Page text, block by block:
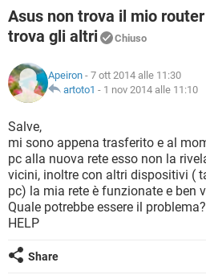
INSTAGRAM
TIKTOK
HARDWARE
iOS
TIKTOK
COVID-19
INTRATTENIMENTO
iOS
INSTAGRAM
TIKTOK
HARDWARE
FORUM
INTRATTENIMENTO
INSTAGRAM
TIKTOK
HARDWARE
GLOSSARIO
COVID-19
INTRATTENIMENTO
iOS
INSTAGRAM
TIKTOK
Asus non trova il mio
trova gli altri
Chiuso
Apeiron - 7 ott 2014 alle 11:30
artoto1 - 1 nov 2014 alle 11:10
Salve,
mi sono appena trasferito e al
pc alla nuova rete esso non la
vicini, inoltre con altri dispositivi (
pc) la mia rete è funzionate e ben
Quale potrebbe essere il
HELP
Share